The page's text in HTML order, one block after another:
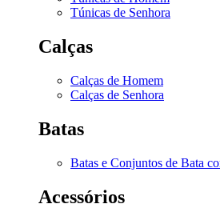
Túnicas de Senhora
Calças
Calças de Homem
Calças de Senhora
Batas
Batas e Conjuntos de Bata
Acessórios